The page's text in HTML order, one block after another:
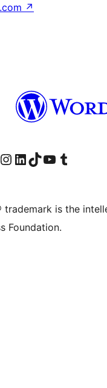
↗
पेजमा जानुहोस्
हाम्रो इन्स्टाग्राम खातामा जानुहोस्
हाम्रो लिङ्क्डइन खातामा जानुहोस्
हाम्रो TikTok खाता भ्रमण गर्नुहोस्
हाम्रो युट्युब च्यानलमा जानुहोस्
हाम्रो टम्बलर खाता भ्रमण गर्नुहोस्
trademark is the
Foundation.